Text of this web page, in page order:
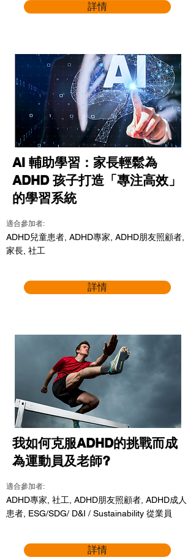
詳情
AI 輔助學習：家長輕鬆為
ADHD 孩子打造「專注高效」
的學習系統
適合參加者:
ADHD兒童患者, ADHD專家, ADHD朋友照顧者,
家長, 社工
詳情
我如何克服ADHD的挑戰而成
為運動員及老師?
適合參加者:
ADHD專家, 社工, ADHD朋友照顧者, ADHD成人
患者, ESG/SDG/ D&I / Sustainability 從業員
詳情